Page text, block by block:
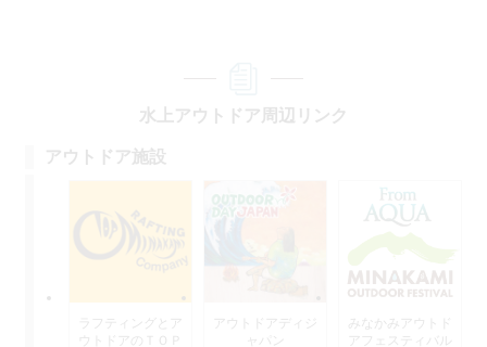
水上アウトドア周辺リンク
アウトドア施設
ラフティングとア
ウトドアのＴＯＰ
アウトドアディジ
みなかみアウトド
アフェスティバル